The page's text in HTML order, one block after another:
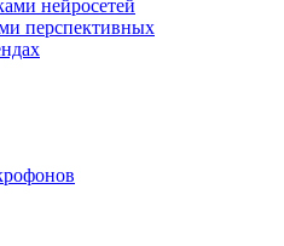
нейросетей
перспективных